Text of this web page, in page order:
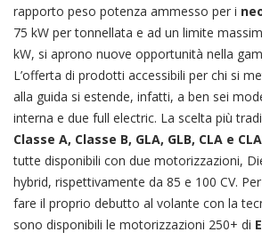
rapporto peso potenza ammesso per i
75 kW per tonnellata e ad un limite
kW, si aprono nuove opportunità nella
L’offerta di prodotti accessibili per chi si
alla guida si estende, infatti, a ben sei
interna e due full electric. La scelta più
Classe A, Classe B, GLA, GLB, CLA e
tutte disponibili con due motorizzazioni,
hybrid, rispettivamente da 85 e 100 CV.
fare il proprio debutto al volante con la
sono disponibili le motorizzazioni 250+ di